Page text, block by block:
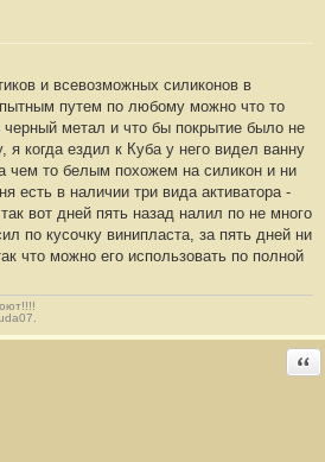
и всевозможных силиконов в
путем по любому можно что то
черный метал и что бы покрытие было не
я когда ездил к Куба у него видел ванну
чем то белым похожем на силикон и ни
есть в наличии три вида активатора -
вот дней пять назад налил по не много
по кусочку винипласта, за пять дней ни
что можно его использовать по полной